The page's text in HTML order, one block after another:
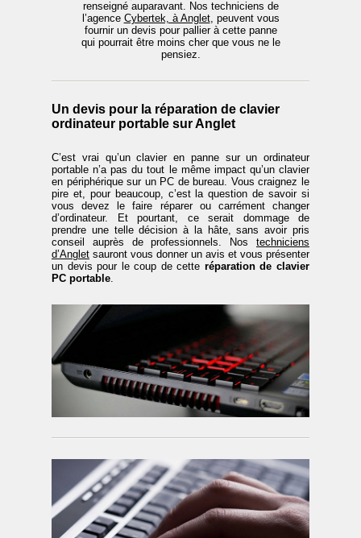
renseigné auparavant. Nos techniciens de
l’agence Cybertek, à Anglet, peuvent vous
fournir un devis pour pallier à cette panne
qui pourrait être moins cher que vous ne le
pensiez.
Un devis pour la réparation de clavier
ordinateur portable sur Anglet
C’est vrai qu’un clavier en panne sur un ordinateur
portable n’a pas du tout le même impact qu’un clavier
en périphérique sur un PC de bureau. Vous craignez le
pire et, pour beaucoup, c’est la question de savoir si
vous devez le faire réparer ou carrément changer
d’ordinateur. Et pourtant, ce serait dommage de
prendre une telle décision à la hâte, sans avoir pris
conseil auprès de professionnels. Nos techniciens
d’Anglet sauront vous donner un avis et vous présenter
un devis pour le coup de cette réparation de clavier
PC portable.